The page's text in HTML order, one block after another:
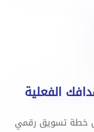
الفعلية
خطة تسويق رقمي